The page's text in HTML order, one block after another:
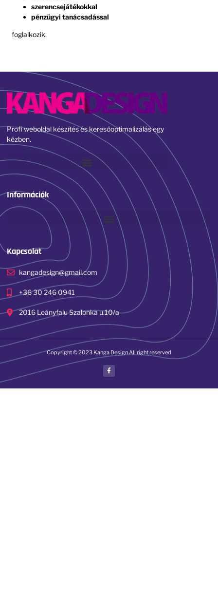
szerencsejátékokkal
pénzügyi tanácsadással
foglalkozik.
Profi weboldal készítés és keresőoptimalizálás egy
kézben.
Információk
Kapcsolat
kangadesign@gmail.com
+36 30 246 0941
2016 Leányfalu Szalonka u.10/a
Copyright © 2023 Kanga Design All right reserved